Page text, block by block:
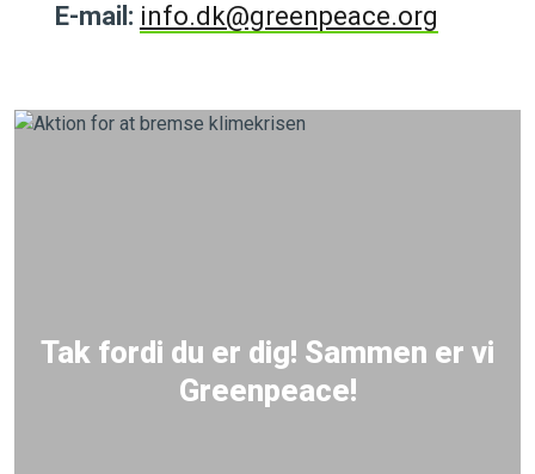
E-mail: info.dk@greenpeace.org
Tak fordi du er dig! Sammen er vi
Greenpeace!